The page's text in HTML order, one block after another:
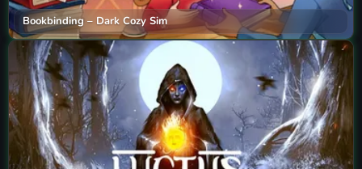
Bookbinding – Dark Cozy Sim